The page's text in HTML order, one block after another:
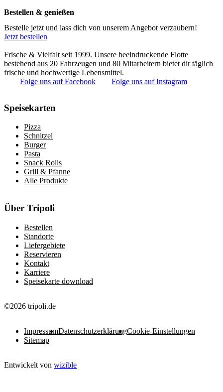
Bestellen & genießen
Bestelle jetzt und lass dich von unserem Angebot verzaubern!
Jetzt bestellen
Frische & Vielfalt seit 1999. Unsere beeindruckende Flotte
bestehend aus 20 Fahrzeugen und 80 Mitarbeitern bietet dir täglich
frische und hochwertige Lebensmittel.
Folge uns auf Facebook
Folge uns auf Instagram
Speisekarten
Pizza
Schnitzel
Burger
Pasta
Snack Rolls
Grill & Pfanne
Alle Produkte
Über Tripoli
Bestellen
Standorte
Liefergebiete
Reservieren
Kontakt
Karriere
Speisekarte download
©2026 tripoli.de
ImpressumDatenschutzerklärungCookie-Einstellungen
Sitemap
Entwickelt von wizible